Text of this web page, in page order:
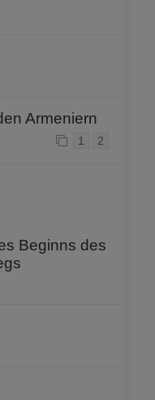
Armeniern
1 2
Beginns des